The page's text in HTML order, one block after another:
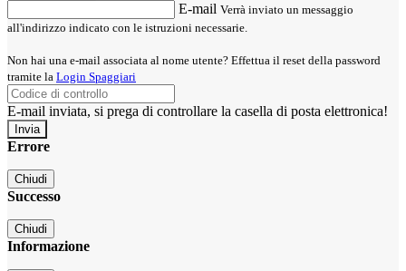
E-mail Verrà inviato un messaggio
all'indirizzo indicato con le istruzioni necessarie.
Non hai una e-mail associata al nome utente? Effettua il reset della password
tramite la Login Spaggiari
E-mail inviata, si prega di controllare la casella di posta elettronica!
Errore
Chiudi
Successo
Chiudi
Informazione